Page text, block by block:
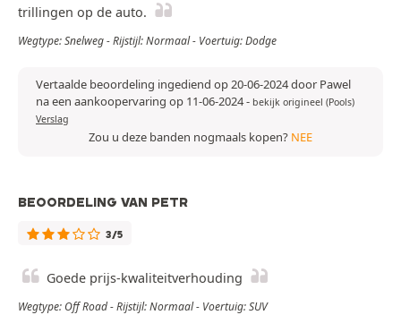
trillingen op de auto.
Wegtype: Snelweg - Rijstijl: Normaal - Voertuig: Dodge
Vertaalde beoordeling ingediend op 20-06-2024 door Pawel
na een aankoopervaring op 11-06-2024- bekijk origineel (Pools)
Verslag
Zou u deze banden nogmaals kopen? NEE
BEOORDELING VAN PETR
3/5
Goede prijs-kwaliteitverhouding
Wegtype: Off Road - Rijstijl: Normaal - Voertuig: SUV